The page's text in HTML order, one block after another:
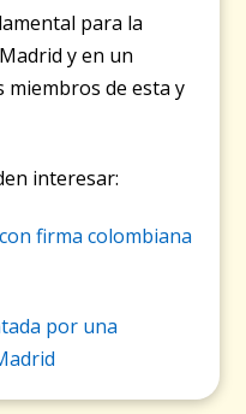
para la
y en un
miembros de esta y
interesar:
firma colombiana
por una